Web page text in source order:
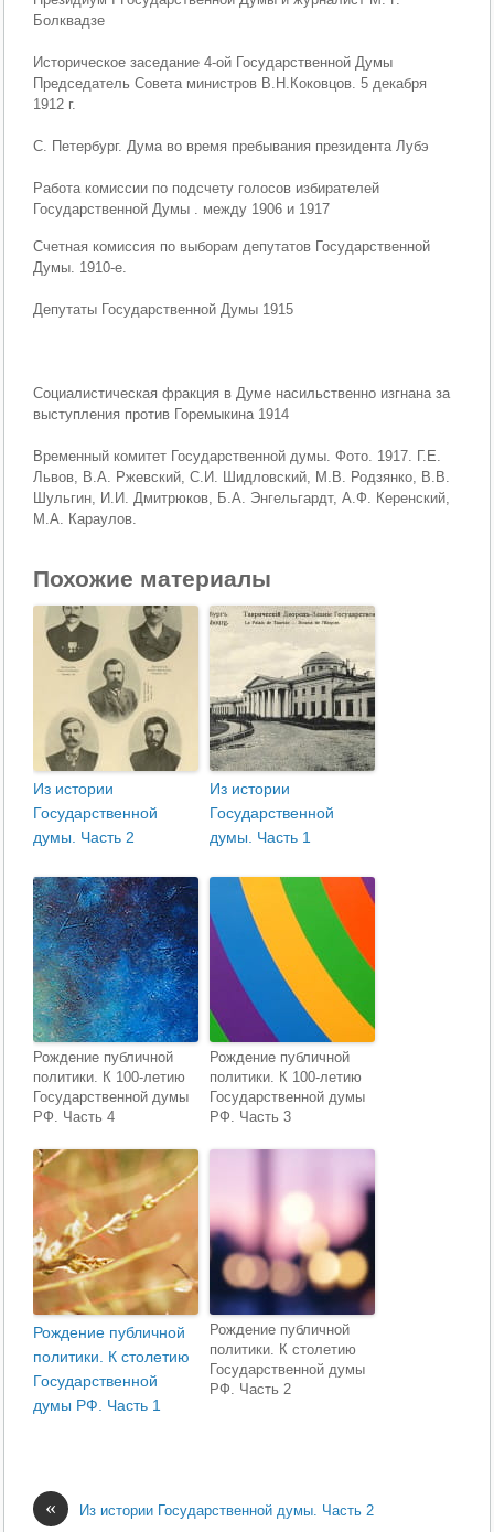
Болквадзе
Историческое заседание 4-ой Государственной Думы
Председатель Совета министров В.Н.Коковцов. 5 декабря
1912 г.
С. Петербург. Дума во время пребывания президента Лубэ
Работа комиссии по подсчету голосов избирателей
Государственной Думы . между 1906 и 1917
Счетная комиссия по выборам депутатов Государственной
Думы. 1910-е.
Депутаты Государственной Думы 1915
Социалистическая фракция в Думе насильственно изгнана за
выступления против Горемыкина 1914
Временный комитет Государственной думы. Фото. 1917. Г.Е.
Львов, В.А. Ржевский, С.И. Шидловский, М.В. Родзянко, В.В.
Шульгин, И.И. Дмитрюков, Б.А. Энгельгардт, А.Ф. Керенский,
М.А. Караулов.
Похожие материалы
Из истории
Государственной
думы. Часть 2
Из истории
Государственной
думы. Часть 1
Рождение публичной
политики. К 100-летию
Государственной думы
РФ. Часть 4
Рождение публичной
политики. К 100-летию
Государственной думы
РФ. Часть 3
Рождение публичной
политики. К столетию
Государственной
думы РФ. Часть 1
Рождение публичной
политики. К столетию
Государственной думы
РФ. Часть 2
« Из истории Государственной думы. Часть 2